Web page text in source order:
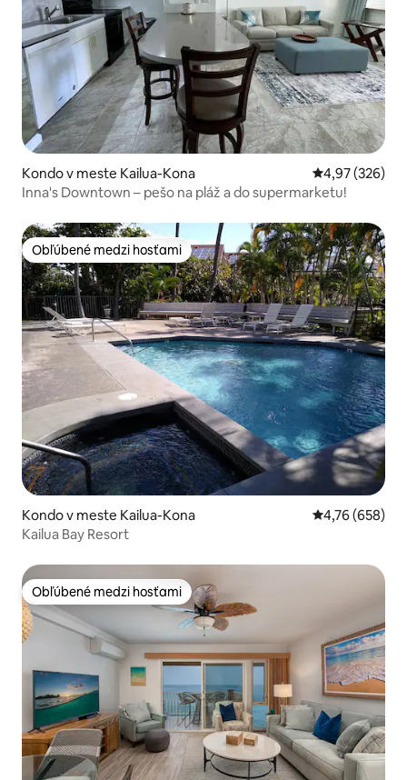
Kondo v meste Kailua-Kona Priemerné
4,97 (326)
Inna's Downtown – pešo na pláž a do supermarketu!
Obľúbené medzi hosťami
Obľúbené medzi hosťami
Kondo v meste Kailua-Kona Priemerné
4,76 (658)
Kailua Bay Resort
Obľúbené medzi hosťami
Obľúbené medzi hosťami